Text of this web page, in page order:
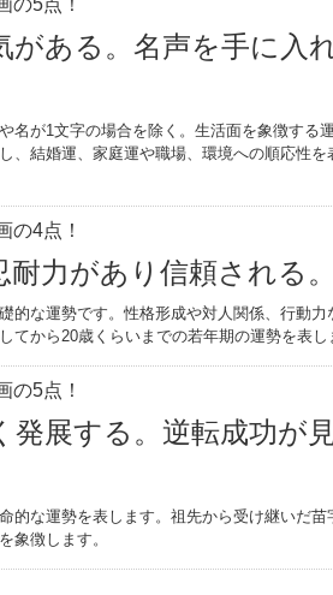
の5点！
がある。名声を手に入
名が1文字の場合を除く。生活面を象徴する
、結婚運、家庭運や職場、環境への順応性を
の4点！
力があり信頼される。
的な運勢です。性格形成や対人関係、行動力
てから20歳くらいまでの若年期の運勢を表し
の5点！
発展する。逆転成功が
的な運勢を表します。祖先から受け継いだ苗
象徴します。